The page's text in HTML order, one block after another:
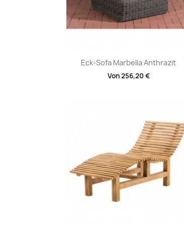
Eck-Sofa Marbella Anthrazit
Von256,20 €
Vorschau